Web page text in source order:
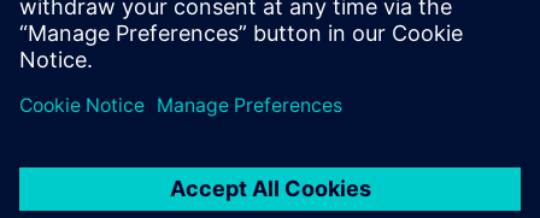
Powiązane treści